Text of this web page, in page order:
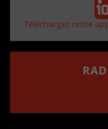
Téléchargez notre